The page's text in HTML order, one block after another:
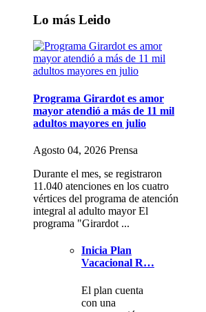
Lo más Leido
Programa Girardot es amor
mayor atendió a más de 11 mil
adultos mayores en julio
Agosto 04, 2026 Prensa
Durante el mes, se registraron
11.040 atenciones en los cuatro
vértices del programa de atención
integral al adulto mayor El
programa "Girardot ...
Inicia Plan
Vacacional R…
El plan cuenta
con una